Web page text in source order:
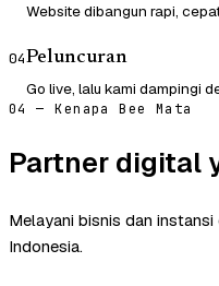
Website dibangun rapi,
04Peluncuran
Go live, lalu kami dampingi
04 — Kenapa Bee Mata
Partner digital
Melayani bisnis dan
Indonesia.